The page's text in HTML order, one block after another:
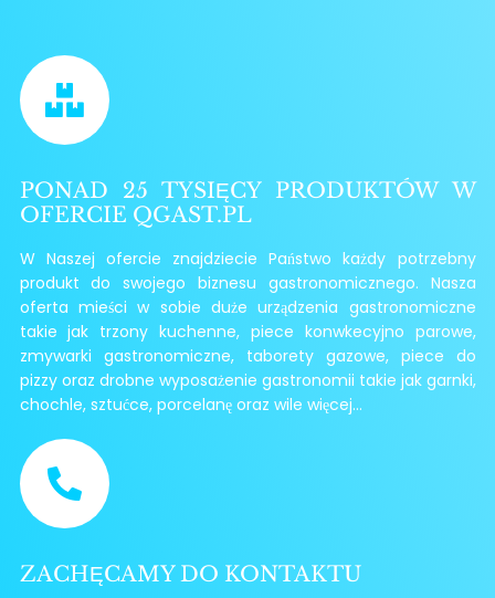
PONAD 25 TYSIĘCY PRODUKTÓW W
OFERCIE QGAST.PL
W Naszej ofercie znajdziecie Państwo każdy potrzebny
produkt do swojego biznesu gastronomicznego. Nasza
oferta mieści w sobie duże urządzenia gastronomiczne
takie jak trzony kuchenne, piece konwkecyjno parowe,
zmywarki gastronomiczne, taborety gazowe, piece do
pizzy oraz drobne wyposażenie gastronomii takie jak garnki,
chochle, sztućce, porcelanę oraz wile więcej...
ZACHĘCAMY DO KONTAKTU